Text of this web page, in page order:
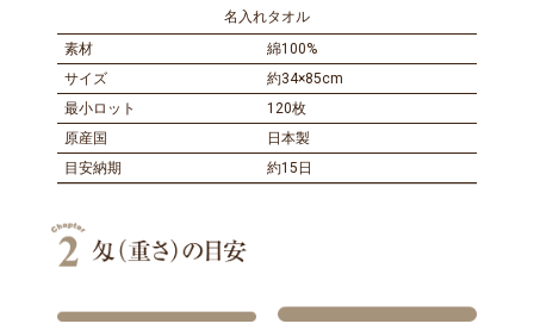
名入れタオル
綿100%
約34×85cm
120枚
日本製
約15日